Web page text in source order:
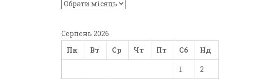
Серпень 2026
Пн
Вт Ср Чт Пт Сб Нд
1 2